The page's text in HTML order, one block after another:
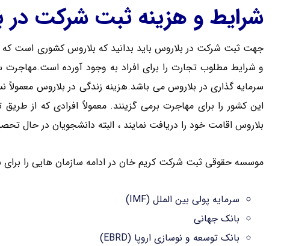
شرایط و هزینه ثبت شرکت در
جهت ثبت شرکت در بلاروس باید بدانید که بلاروس کشوری است
و شرایط مطلوب تجارت را برای افراد به وجود آورده است.مهاجرت
سرمایه گذاری در بلاروس می باشد.هزینه زندگی در بلاروس
این کشور را برای مهاجرت برمی گزینند. معمولاً افرادی که از
بلاروس اقامت خود را دریافت نمایند ، البته دانشجویان در حال
موسسه حقوقی ثبت شرکت کریم خان در ادامه سازمان هایی را
سرمایه پولی بین الملل (IMF)
بانک جهانی
بانک توسعه و نوسازی اروپا (EBRD)